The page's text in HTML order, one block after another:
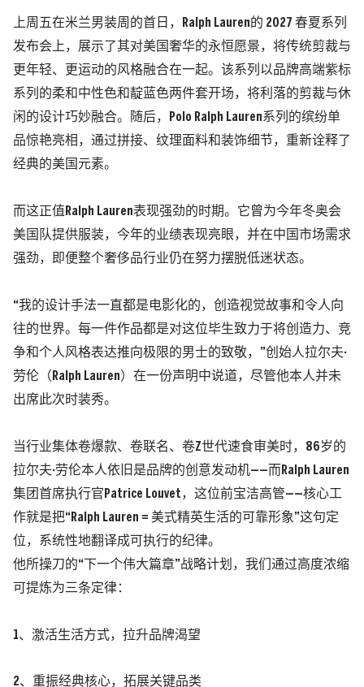
上周五在米兰男装周的首日，
Ralph Lauren的 2027 春夏系列
发布会上，展示了其对美国奢华的永恒愿景，将传统剪裁与
更年轻、更运动的风格融合在一起。 该系列以品牌高端紫标
系列的柔和中性色和靛蓝色两件套开场，将利落的剪裁与休
闲的设计巧妙融合。随后，
Polo Ralph Lauren系列的缤纷单
品惊艳亮相，通过拼接、纹理面料和装饰细节，重新诠释了
经典的美国元素。
而这正值Ralph Lauren表现强劲的时期。它曾为今年冬奥会
美国队提供服装，今年的业绩表现亮眼，并在中国市场需求
强劲，即便整个奢侈品行业仍在努力摆脱低迷状态。
“我的设计手法一直都是电影化的，创造视觉故事和令人向
往的世界。每一件作品都是对这位毕生致力于将创造力、竞
争和个人风格表达推向极限的男士的致敬，”创始人拉尔夫·
劳伦（Ralph Lauren）在一份声明中说道，尽管他本人并未
出席此次时装秀。
当行业集体卷爆款、卷联名、卷Z世代速食审美时，86岁的
拉尔夫·劳伦本人依旧是品牌的创意发动机——而Ralph Lauren
集团首席执行官 Patrice Louvet ，这位前宝洁高管——核心工
作就是把“Ralph Lauren = 美式精英生活的可靠形象”这句定
位，系统性地翻译成可执行的纪律。
他所操刀的“下一个伟大篇章”战略计划，我们通过高度浓缩
可提炼为三条定律：
1、激活生活方式，拉升品牌渴望
2、重振经典核心，拓展关键品类